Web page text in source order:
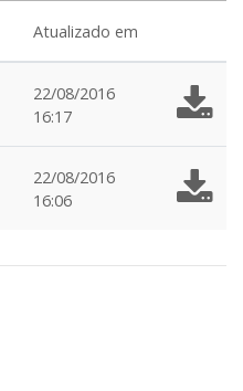
Atualizado em
22/08/2016
16:17
22/08/2016
16:06